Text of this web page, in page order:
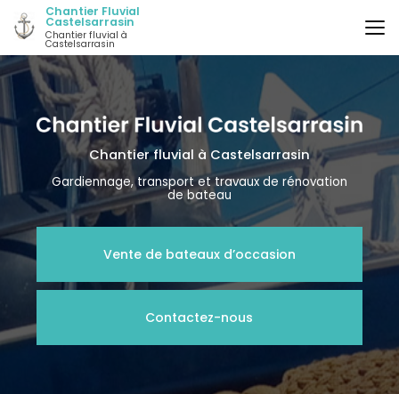
Aller
au
contenu
principal
Chantier Fluvial
Castelsarrasin
Chantier fluvial à
Castelsarrasin
Chantier fluvial à Castelsarrasin
Gardiennage, transport et travaux de rénovation
de bateau
Vente de bateaux d’occasion
Contactez-nous